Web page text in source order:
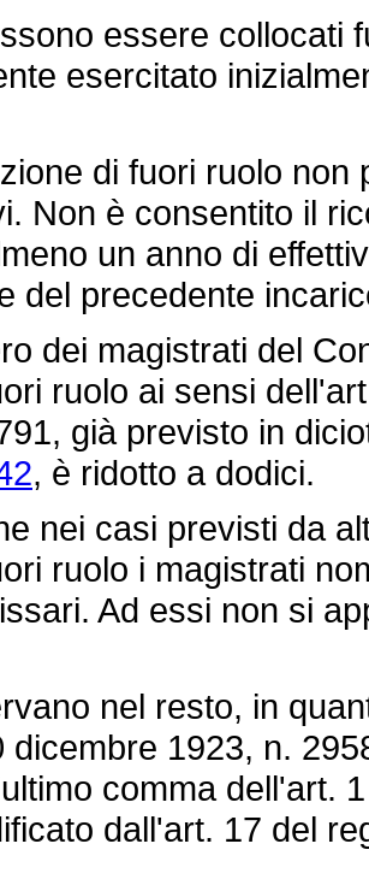
essere collocati
esercitato
di fuori ruolo non
Non è consentito il
un anno di
del precedente
dei magistrati del
ruolo ai sensi
, già previsto in
, è ridotto a dodici.
nei casi previsti da
ruolo i magistrati
Ad essi non si
nel resto, in
dicembre 1923, n.
comma dell'art.
dall'art. 17 del